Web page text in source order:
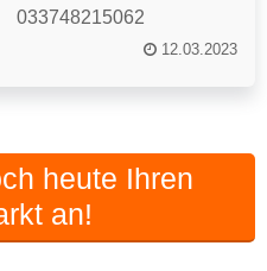
033748215062
12.03.2023
heute Ihren
an!